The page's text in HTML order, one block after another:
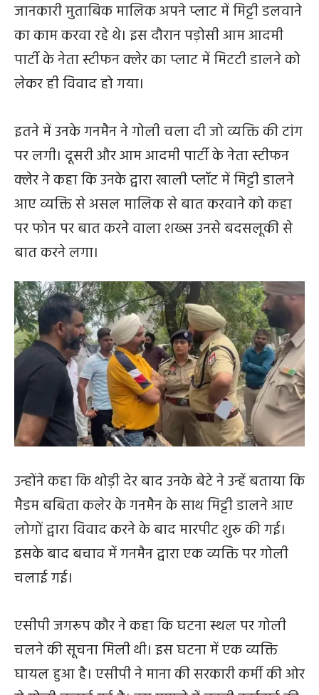
जानकारी मुताबिक मालिक अपने प्लाट में मिट्टी डलवाने
का काम करवा रहे थे। इस दौरान पड़ोसी आम आदमी
पार्टी के नेता स्टीफन क्लेर का प्लाट में मिटटी डालने को
लेकर ही विवाद हो गया।
इतने में उनके गनमैन ने गोली चला दी जो व्यक्ति की टांग
पर लगी। दूसरी और आम आदमी पार्टी के नेता स्टीफन
क्लेर ने कहा कि उनके द्वारा खाली प्लॉट में मिट्टी डालने
आए व्यक्ति से असल मालिक से बात करवाने को कहा
पर फोन पर बात करने वाला शख्स उनसे बदसलूकी से
बात करने लगा।
उन्होंने कहा कि थोड़ी देर बाद उनके बेटे ने उन्हें बताया कि
मैडम बबिता कलेर के गनमैन के साथ मिट्टी डालने आए
लोगों द्वारा विवाद करने के बाद मारपीट शुरू की गई।
इसके बाद बचाव में गनमैन द्वारा एक व्यक्ति पर गोली
चलाई गई।
एसीपी जगरूप कौर ने कहा कि घटना स्थल पर गोली
चलने की सूचना मिली थी। इस घटना में एक व्यक्ति
घायल हुआ है। एसीपी ने माना की सरकारी कर्मी की ओर